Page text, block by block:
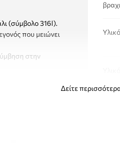
(σύμβολο 316l).
που μειώνει
στην
Δείτε